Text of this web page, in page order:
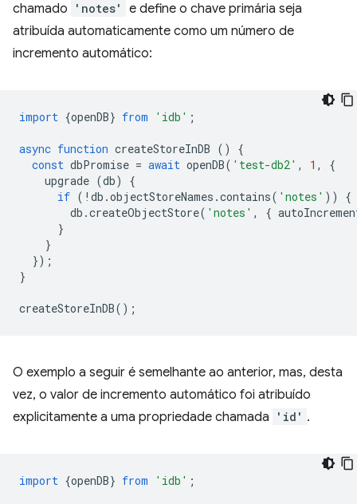
chamado
'notes'
e define o chave primária seja
atribuída automaticamente como um número de
incremento automático:
import {openDB} from 'idb' ;
async function createStoreInDB ()
{
const dbPromise = await openDB( 'test-db2' , 1 ,
{
upgrade (db)
{
if ( ! db .objectStoreNames .contains( 'notes' ))
{
db .createObjectStore( 'notes' , {
}
}
});
}
createStoreInDB();
O exemplo a seguir é semelhante ao anterior, mas, desta
vez, o valor de incremento automático foi atribuído
explicitamente a uma propriedade chamada
'id' .
import {openDB} from 'idb' ;